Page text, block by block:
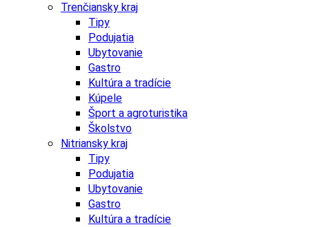
Trenčiansky kraj
Tipy
Podujatia
Ubytovanie
Gastro
Kultúra a tradície
Kúpele
Šport a agroturistika
Školstvo
Nitriansky kraj
Tipy
Podujatia
Ubytovanie
Gastro
Kultúra a tradície